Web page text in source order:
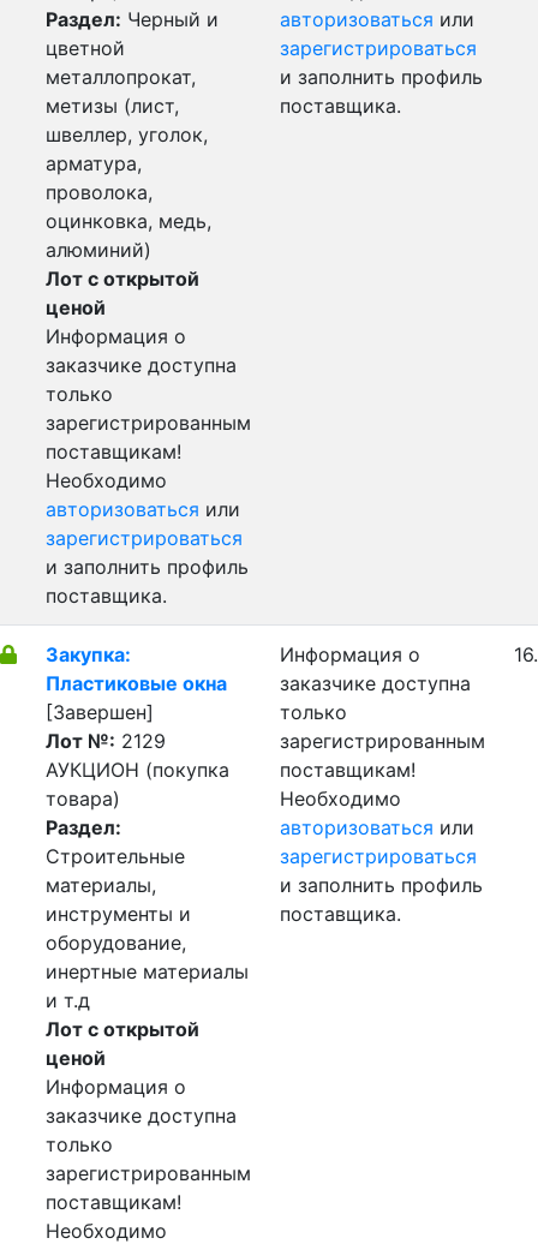
Раздел: Черный и
цветной
металлопрокат,
метизы (лист,
швеллер, уголок,
арматура,
проволока,
оцинковка, медь,
алюминий)
Лот с открытой
ценой
Информация о
заказчике доступна
только
зарегистрированным
поставщикам!
Необходимо
авторизоваться или
зарегистрироваться
и заполнить профиль
поставщика.
авторизоваться или
зарегистрироваться
и заполнить профиль
поставщика.
Закупка:
Пластиковые окна
[Завершен]
Лот №: 2129
АУКЦИОН (покупка
товара)
Раздел:
Строительные
материалы,
инструменты и
оборудование,
инертные материалы
и т.д
Лот с открытой
ценой
Информация о
заказчике доступна
только
зарегистрированным
поставщикам!
Необходимо
Информация о
заказчике доступна
только
зарегистрированным
поставщикам!
Необходимо
авторизоваться или
зарегистрироваться
и заполнить профиль
поставщика.